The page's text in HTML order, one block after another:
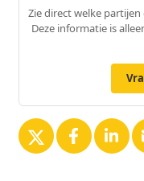
Zie direct welke
Deze informatie is